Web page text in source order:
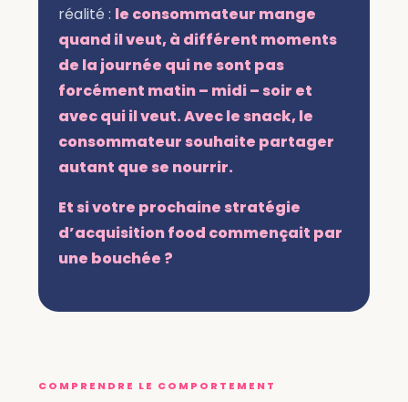
réalité : le consommateur mange
quand il veut, à différent moments
de la journée qui ne sont pas
forcément matin – midi – soir et
avec qui il veut. Avec le snack, le
consommateur souhaite partager
autant que se nourrir.
Et si votre prochaine stratégie
d’acquisition food commençait par
une bouchée ?
COMPRENDRE LE COMPORTEMENT